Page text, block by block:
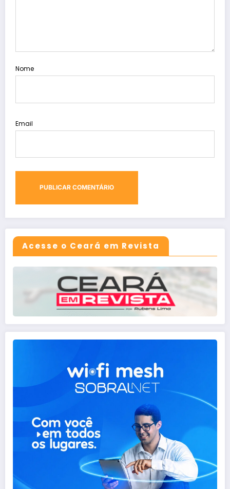
Nome
Email
Acesse o Ceará em Revista